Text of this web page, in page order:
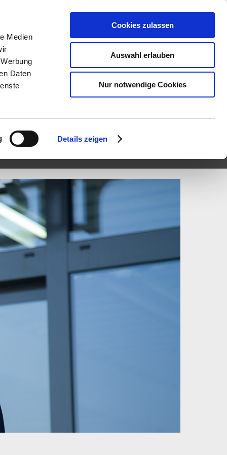
Medien
Daten
Details zeigen
Cookies zulassen
Auswahl erlauben
Nur notwendige Cookies
VERGLEICH (0) GESPEICHERTE SUCHEN (0)